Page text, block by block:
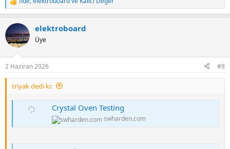
R
e
c
t
i
s
:
elektroboard
Üye
2 Haziran 2026 #8
triyak dedi ki:
Crystal Oven Testing
swharden.com